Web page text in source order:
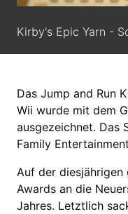
Kirby's Epic Yarn -
Das Jump and Run
Wii wurde mit dem
ausgezeichnet. Das
Family
Auf der diesjährigen
Awards an die
Jahres. Letztlich